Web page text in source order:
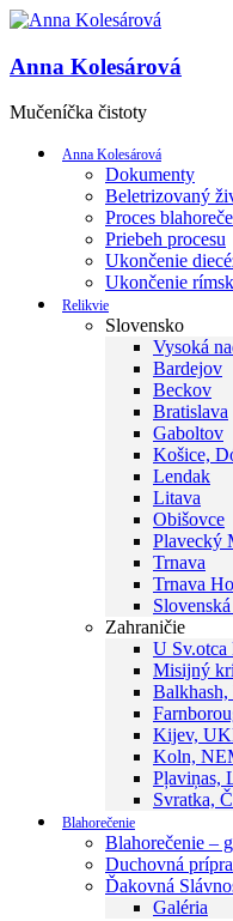
Anna Kolesárová
Mučeníčka čistoty
Anna Kolesárová
Dokumenty
Beletrizovaný
Proces
Priebeh procesu
Ukončenie
Ukončenie
Relikvie
Slovensko
Vysoká
Bardejov
Beckov
Bratislava
Gaboltov
Košice,
Lendak
Litava
Obišovce
Plavecký
Trnava
Trnava
Zahraničie
U Sv.otca
Misijný
Kijev,
Koln,
Pļaviņas,
Svratka,
Blahorečenie
Blahorečenie –
Duchovná
Ďakovná
Galéria